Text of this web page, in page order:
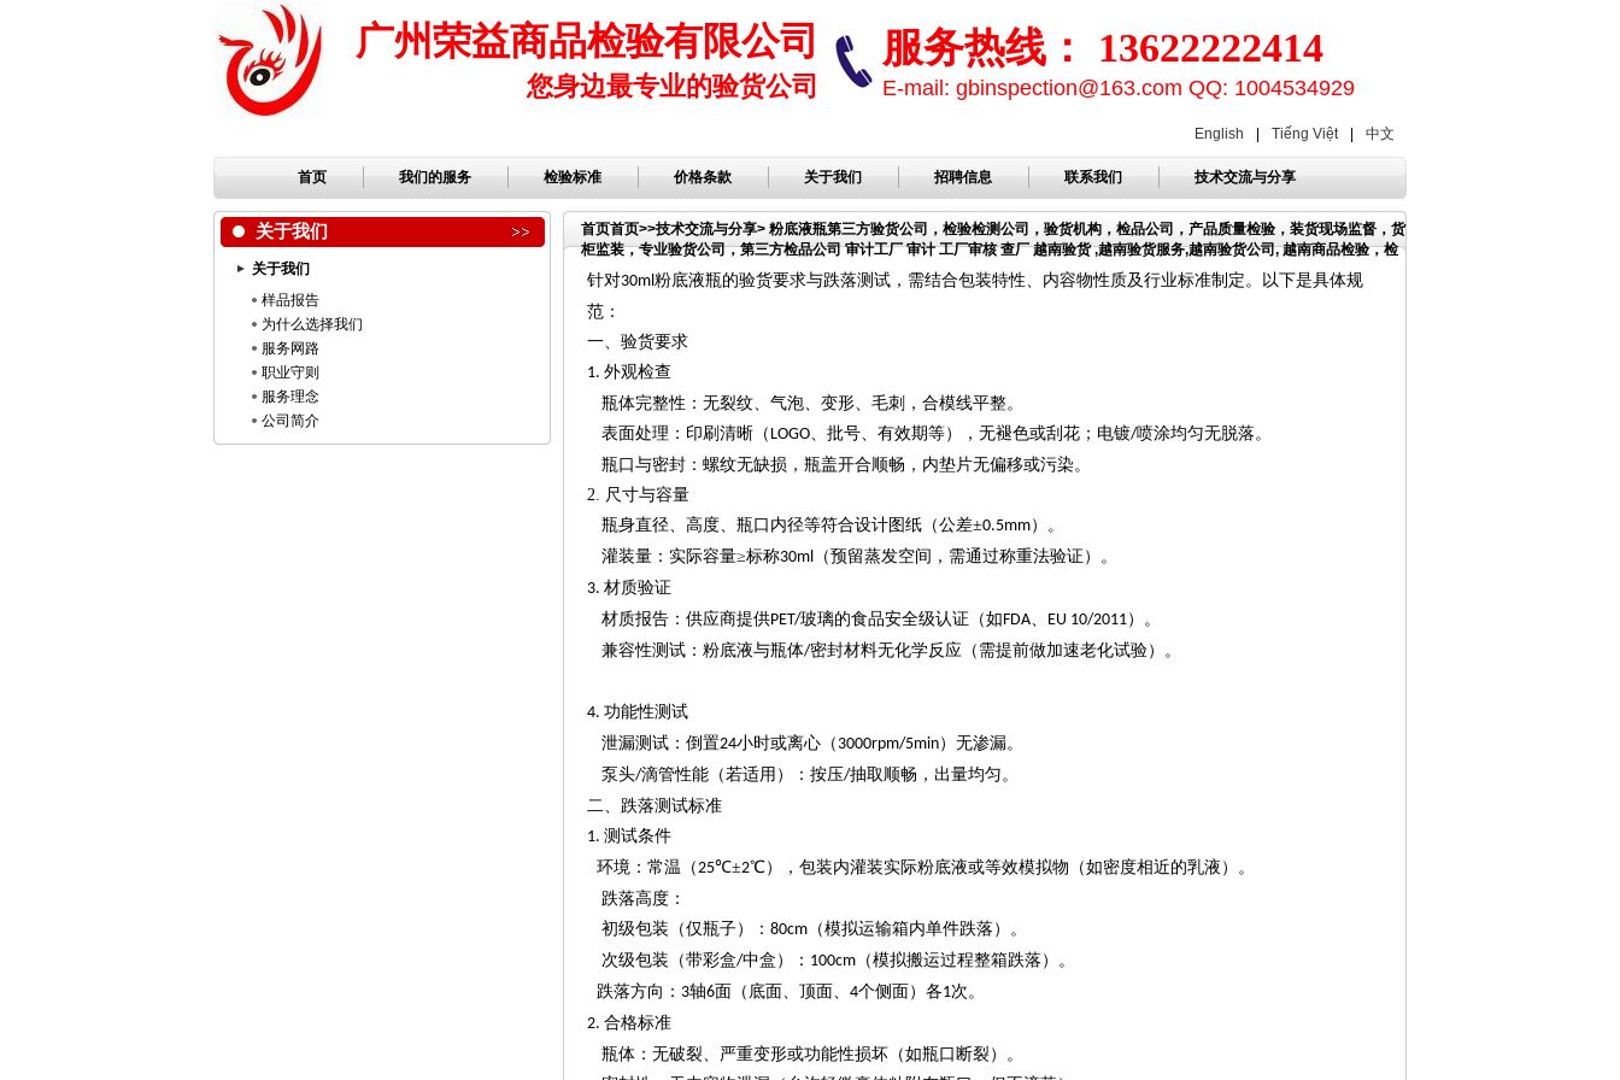
广州荣益商品检验有限公司
您身边最专业的验货公司
服务热线： 13622222414
E-mail: gbinspection@163.com QQ: 1004534929
English Tiếng Việt 中文
首页 我们的服务 检验标准 价格条款 关于我们 招聘信息 联系我们 技术交流与分享
关于我们
关于我们
样品报告
为什么选择我们
服务网路
职业守则
服务理念
公司简介
首页首页>>技术交流与分享> 粉底液瓶第三方验货公司，检验检测公司，验货机构，检品公司，产品质量检验，装货现场监督，货
柜监装，专业验货公司，第三方检品公司 审计工厂 审计 工厂审核 查厂 越南验货 ,越南验货服务,越南验货公司, 越南商品检验，检
品公司，服装检品，鞋子检品公司
针对30ml粉底液瓶的验货要求与跌落测试，需结合包装特性、内容物性质及行业标准制定。以下是具体规
范：
一、验货要求
1. 外观检查
瓶体完整性：无裂纹、气泡、变形、毛刺，合模线平整。
表面处理：印刷清晰（ LOGO、批号、有效期等），无褪色或刮花；电镀/喷涂均匀无脱落。
瓶口与密封：螺纹无缺损，瓶盖开合顺畅，内垫片无偏移或污染。
2. 尺寸与容量
瓶身直径、高度、瓶口内径等符合设计图纸（公差±0.5mm）。
灌装量：实际容量≥标称30ml （预留蒸发空间，需通过称重法验证）。
3. 材质验证
材质报告：供应商提供PET/玻璃的食品安全级认证（如FDA、 EU 10/2011）。
兼容性测试：粉底液与瓶体/密封材料无化学反应（需提前做加速老化试验）。
4. 功能性测试
泄漏测试：倒置24小时或离心（ 3000rpm/5min）无渗漏。
泵头/滴管性能（若适用）：按压/抽取顺畅，出量均匀。
二、跌落测试标准
1. 测试条件
环境：常温（25℃±2℃），包装内灌装实际粉底液或等效模拟物（如密度相近的乳液）。
跌落高度：
初级包装（仅瓶子）： 80cm （模拟运输箱内单件跌落）。
次级包装（带彩盒/中盒）： 100cm （模拟搬运过程整箱跌落）。
跌落方向： 3轴6面（底面、顶面、 4个侧面）各1次。
2. 合格标准
瓶体：无破裂、严重变形或功能性损坏（如瓶口断裂）。